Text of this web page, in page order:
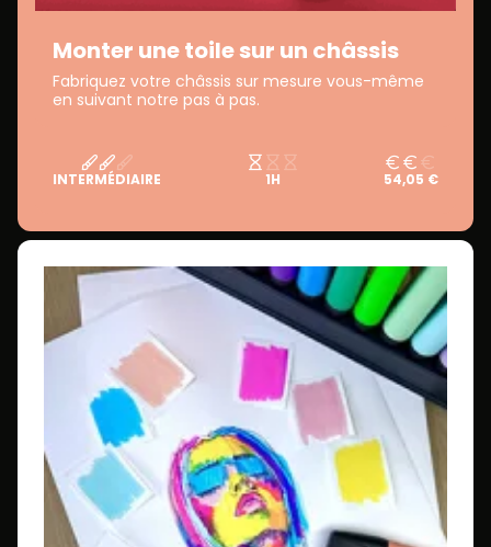
Monter une toile sur un châssis
Fabriquez votre châssis sur mesure vous-même
en suivant notre pas à pas.
INTERMÉDIAIRE 1H 54,05 €